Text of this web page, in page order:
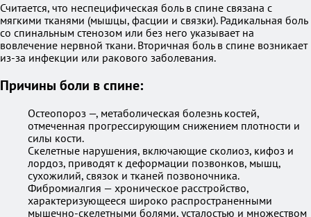
Считается, что неспецифическая боль в спине связана с
мягкими тканями (мышцы, фасции и связки). Радикальная боль
со спинальным стенозом или без него указывает на
вовлечение нервной ткани. Вторичная боль в спине возникает
из-за инфекции или ракового заболевания.
Причины боли в спине:
Остеопороз —, метаболическая болезнь костей,
отмеченная прогрессирующим снижением плотности и
силы кости.
Скелетные нарушения, включающие сколиоз, кифоз и
лордоз, приводят к деформации позвонков, мышц,
сухожилий, связок и тканей позвоночника.
Фибромиалгия — хроническое расстройство,
характеризующееся широко распространенными
мышечно-скелетными болями, усталостью и множеством